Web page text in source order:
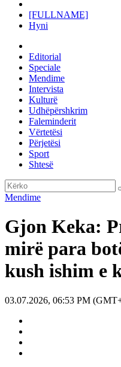
[FULLNAME]
Hyni
Editorial
Speciale
Mendime
Intervista
Kulturë
Udhëpërshkrim
Faleminderit
Vërtetësi
Përjetësi
Sport
Shtesë
Mendime
Gjon Keka:
mirë para
kush ishim e
03.07.2026, 06:53 PM